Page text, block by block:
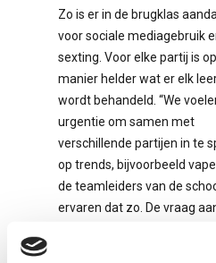
Zo is er in de brugklas
voor sociale mediagebruik
sexting. Voor elke partij is
manier helder wat er elk
wordt behandeld. “We
urgentie om samen met
verschillende partijen in te
op trends, bijvoorbeeld
de teamleiders van de
ervaren dat zo. De vraag